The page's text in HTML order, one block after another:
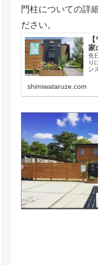
門柱についての詳
ださい。
家
先
り
ン
載
shimiwataruze.com